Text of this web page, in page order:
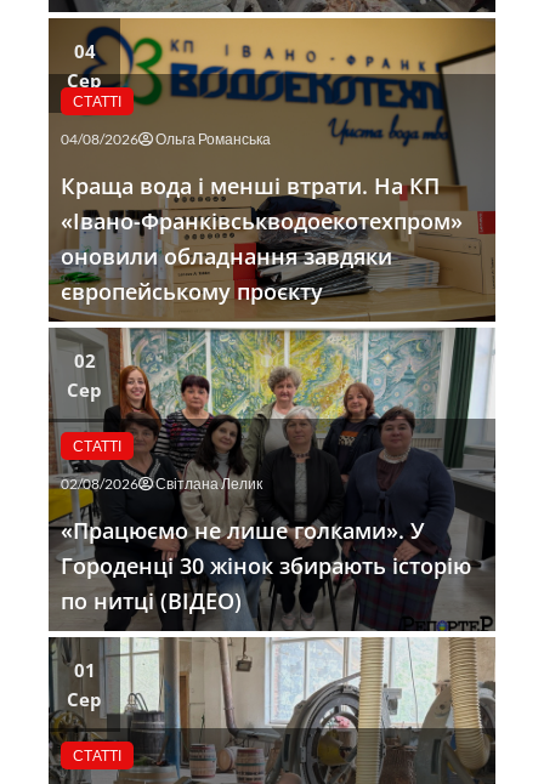
СТАТТІ
04/08/2026 Ольга Романська
Краща вода і менші втрати. На КП
«Івано-Франківськводоекотехпром»
оновили обладнання завдяки
європейському проєкту
04
Сер
СТАТТІ
02/08/2026 Світлана Лелик
«Працюємо не лише голками». У
Городенці 30 жінок збирають історію
по нитці (ВІДЕО)
02
Сер
СТАТТІ
01
Сер